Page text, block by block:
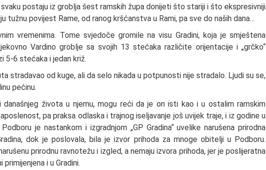
svaku postaju iz groblja šest ramskih župa donijeti što stariji i što ekspresivniji
tužnu povijest Rame, od ranog kršćanstva u Rami, pa sve do naših dana…
vremenima. Tome svjedoče gromile na visu Gradini, koja je smještena
Vardino groblje sa svojih 13 stećaka različite orijentacije i „grčko“
5-6 stećaka i jedan križ.
stradavao od kuge, ali da selo nikada u potpunosti nije stradalo. Ljudi su se,
pećinu.
života u njemu, mogu reći da je on isti kao i u ostalim ramskim
pa praksa odlaska i trajnog iseljavanje još uvijek traje, i iz godine u
je nastankom i izgradnjom „GP Gradina“ uvelike narušena prirodna
dok je poslovala, bila je izvor prihoda za mnoge obitelji u Podboru.
prirodnu ravnotežu i izgled, a nemaju izvora prihoda, jer je poslijeratna
i u Gradini.